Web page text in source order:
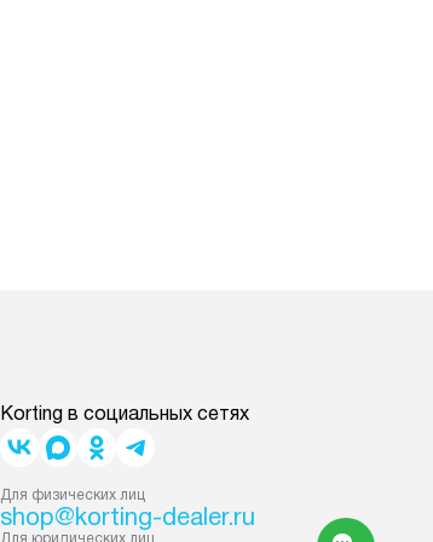
Korting в социальных сетях
Для физических лиц
shop@korting-dealer.ru
Для юридических лиц